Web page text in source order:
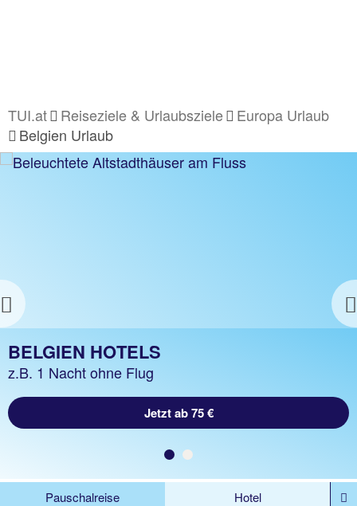
TUI.at Reiseziele & Urlaubsziele
Europa Urlaub
Belgien Urlaub
Previous
BELGIEN HOTELS
z.B. 1 Nacht ohne Flug
Jetzt ab 75 €
BELGIEN URLAUB
Pauschalreise
Hotel